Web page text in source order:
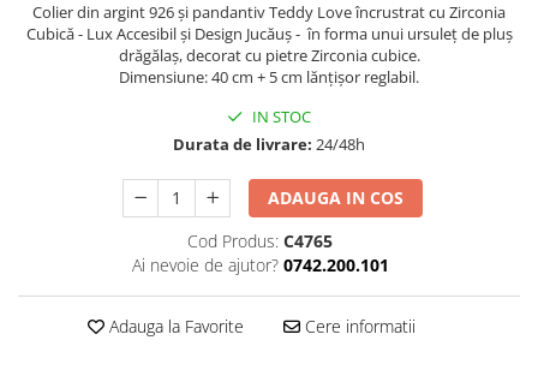
Colier din argint 926 și pandantiv Teddy Love încrustrat cu Zirconia
Cubică - Lux Accesibil și Design Jucăuș - în forma unui ursuleț de pluș
drăgălaș, decorat cu pietre Zirconia cubice.
Dimensiune: 40 cm + 5 cm lănțișor reglabil.
IN STOC
Durata de livrare: 24/48h
ADAUGA IN COS
Cod Produs: C4765
Ai nevoie de ajutor? 0742.200.101
Adauga la Favorite Cere informatii